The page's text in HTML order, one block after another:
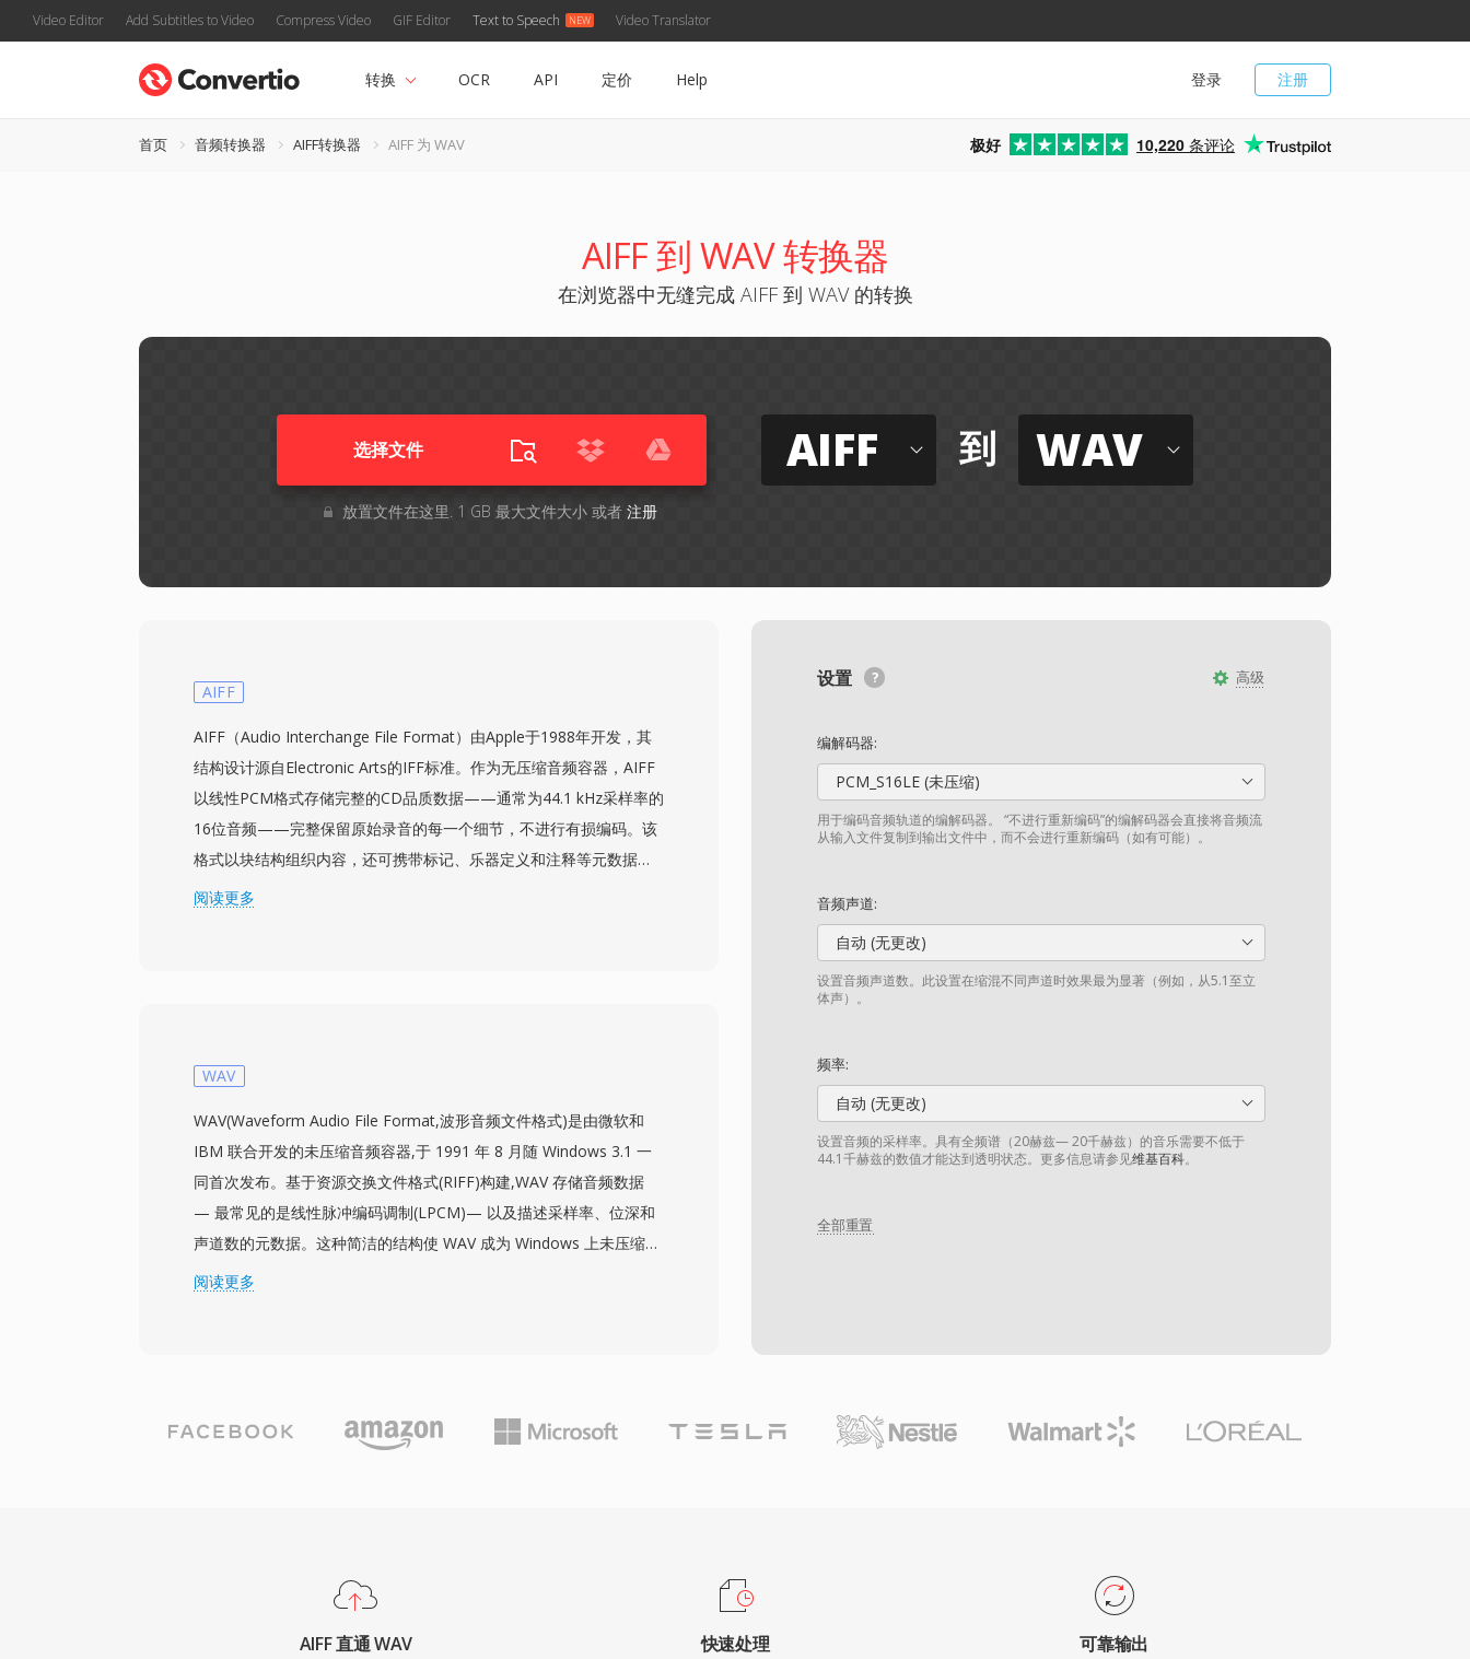
Video Editor Add Subtitles to Video Compress Video GIF Editor Text to Speech Video Translator
注册
登录
转换 OCR API 定价 Help
首页 音频转换器 AIFF转换器 AIFF 为 WAV 极好 10,220 条评论
AIFF 到 WAV 转换器
在浏览器中无缝完成 AIFF 到 WAV 的转换
选择文件
放置文件在这里. 1 GB 最大文件大小 或者 注册
AIFF 到 WAV
高级
设置
编解码器:
PCM_S16LE (未压缩)
用于编码音频轨道的编解码器。 “不进行重新编码”的编解码器会直接将音频流
从输入文件复制到输出文件中，而不会进行重新编码（如有可能）。
音频声道:
自动 (无更改)
设置音频声道数。此设置在缩混不同声道时效果最为显著（例如，从5.1至立
体声）。
频率:
自动 (无更改)
设置音频的采样率。具有全频谱（20赫兹— 20千赫兹）的音乐需要不低于
44.1千赫兹的数值才能达到透明状态。更多信息请参见维基百科。
全部重置
AIFF
AIFF（Audio Interchange File Format）由Apple于1988年开发，其
结构设计源自Electronic Arts的IFF标准。作为无压缩音频容器，AIFF
以线性PCM格式存储完整的CD品质数据——通常为44.1 kHz采样率的
16位音频——完整保留原始录音的每一个细节，不进行有损编码。该
格式以块结构组织内容，还可携带标记、乐器定义和注释等元数据。
macOS平台上的专业音频工程师经常依赖AIFF，因为它在编辑和母带
对于优先考虑无损完整性而非存储效率的用户，AIFF在录音行业中始
阅读更多
WAV
WAV(Waveform Audio File Format,波形音频文件格式)是由微软和
IBM 联合开发的未压缩音频容器,于 1991 年 8 月随 Windows 3.1 一
同首次发布。基于资源交换文件格式(RIFF)构建,WAV 存储音频数据
— 最常见的是线性脉冲编码调制(LPCM)— 以及描述采样率、位深和
声道数的元数据。这种简洁的结构使 WAV 成为 Windows 上未压缩音
频的事实标准,也是几乎所有操作系统、音频编辑器和媒体播放器通用
首选。WAV 还通过 INFO 和 BWF 块支持嵌入式元数据,实现时间戳标
记和制作备注。主要的取舍在于文件体积 — 一分钟 CD 音质的立体声
阅读更多
AIFF 直通 WAV 快速处理 可靠输出